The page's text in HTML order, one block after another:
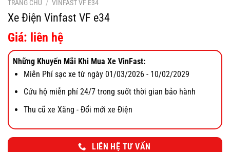
TRANG CHỦ / VINFAST VF E34
Xe Điện Vinfast VF e34
Giá: liên hệ
Những Khuyến Mãi Khi Mua Xe VinFast:
Miễn Phí sạc xe từ ngày 01/03/2026 - 10/02/2029
Cứu hộ miễn phí 24/7 trong suốt thời gian bảo hành
Thu cũ xe Xăng - Đổi mới xe Điện
LIÊN HỆ TƯ VẤN